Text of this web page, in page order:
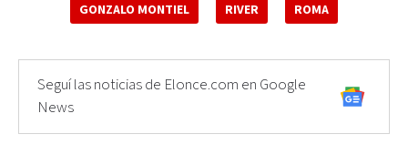
GONZALO MONTIEL RIVER ROMA
Seguí las noticias de Elonce.com en Google
News